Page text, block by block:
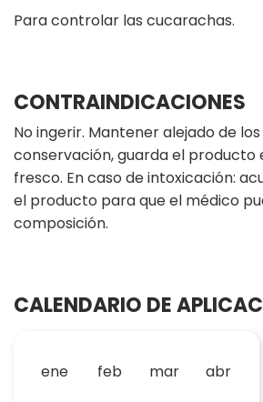
Para controlar las cucarachas.
CONTRAINDICACIONES
No ingerir. Mantener alejado de los
conservación, guarda el producto
fresco. En caso de intoxicación:
el producto para que el médico
composición.
CALENDARIO DE
ene feb mar abr